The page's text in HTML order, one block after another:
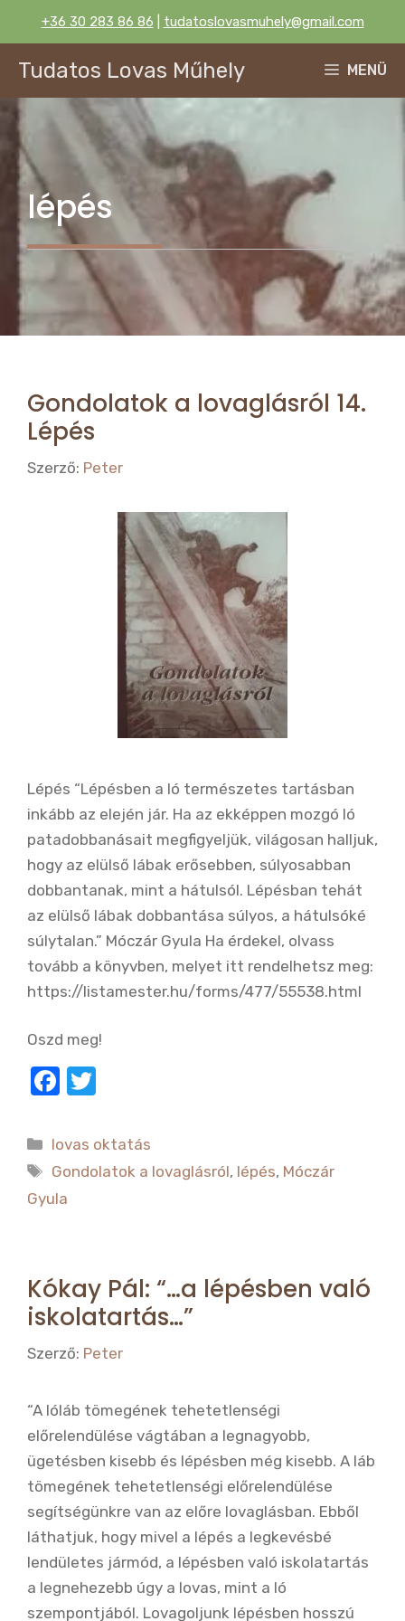
tartalomba
+36 30 283 86 86 tudatoslovasmuhely@gmail.com
Tudatos Lovas Műhely MENÜ
lépés
Gondolatok a lovaglásról 14.
Lépés
Szerző: Peter
Lépés “Lépésben a ló természetes tartásban
inkább az elején jár. Ha az ekképpen mozgó ló
patadobbanásait megfigyeljük, világosan halljuk,
hogy az elülső lábak erősebben, súlyosabban
dobbantanak, mint a hátulsól. Lépésban tehát
az elülső lábak dobbantása súlyos, a hátulsóké
súlytalan.” Móczár Gyula Ha érdekel, olvass
tovább a könyvben, melyet itt rendelhetsz meg:
https://listamester.hu/forms/477/55538.html
Oszd meg!
F
c
e
b
k
it
te
Kategória
lovas oktatás
Címkék
Gondolatok a lovaglásról, lépés, Móczár
Gyula
Kókay Pál: “…a lépésben való
iskolatartás…”
Szerző: Peter
“A lóláb tömegének tehetetlenségi
előrelendülése vágtában a legnagyobb,
ügetésben kisebb és lépésben még kisebb. A láb
tömegének tehetetlenségi előrelendülése
segítségünkre van az előre lovaglásban. Ebből
láthatjuk, hogy mivel a lépés a legkevésbé
lendületes jármód, a lépésben való iskolatartás
a legnehezebb úgy a lovas, mint a ló
szempontjából. Lovagoljunk lépésben hosszú